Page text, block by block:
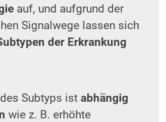
auf, und aufgrund der
Signalwege lassen sich
der Erkrankung
Subtyps ist abhängig
wie z. B. erhöhte